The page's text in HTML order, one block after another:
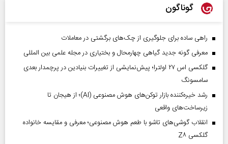
گوناگون
راهی ساده برای جلوگیری از چک‌های برگشتی در معاملات
معرفی گونه جدید گیاهی چهارمحال و بختیاری در مجله علمی بین المللی
گلکسی اس ۲۷ اولترا؛ پیش‌نمایشی از تغییرات بنیادین در پرچمدار بعدی
سامسونگ
رشد خیره‌کننده بازار توکن‌های هوش مصنوعی (AI)؛ از هیجان تا
زیرساخت‌های واقعی
انقلاب گوشی‌های تاشو‌ با طعم هوش مصنوعی؛ معرفی و مقایسه خانواده
گلکسی Z۸